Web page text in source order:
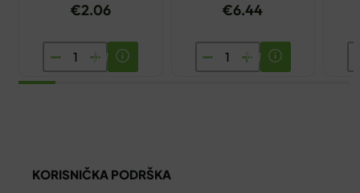
€2.06
ENCIAN
MULTIVITAMIN
€6.44
MIVITA
VITAMIN
KORISNIČKA PODRŠKA